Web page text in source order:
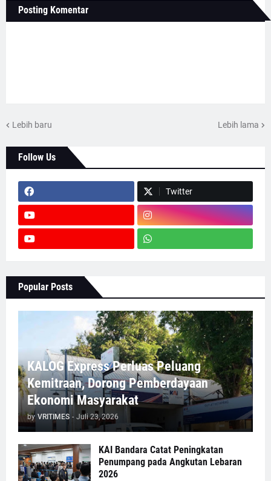
Posting Komentar
Lebih baru Lebih lama
Follow Us
Twitter
Popular Posts
KALOG Express Perluas Peluang
Kemitraan, Dorong Pemberdayaan
Ekonomi Masyarakat
by VRITIMES - Juli 23, 2026
KAI Bandara Catat Peningkatan
Penumpang pada Angkutan Lebaran
2026